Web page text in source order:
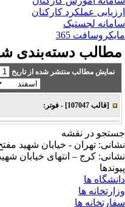
عملکرد کارکنان
لجستیک
365
دسته‌بندی
نمایش مطالب منتشر شده از تاریخ
[قالب 107047] - فوتر:
در نقشه
تهران - خیابان شهید مفتح
کرج – انتهای خیابان
ها
ها
ها